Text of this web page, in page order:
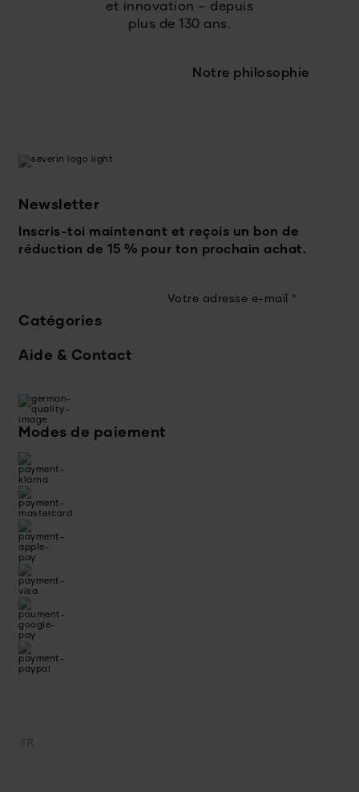
et innovation – depuis
plus de 130 ans.
Notre philosophie
Newsletter
Inscris-toi maintenant et reçois un bon de
réduction de 15 % pour ton prochain achat.
Votre adresse e-mail *
Catégories
Aide & Contact
Modes de paiement
FR